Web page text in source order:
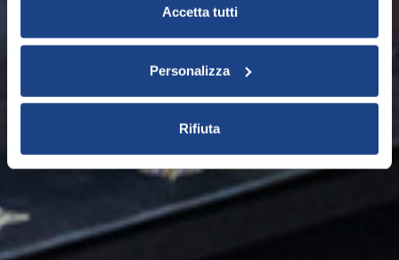
Accetta tutti
Personalizza
Rifiuta